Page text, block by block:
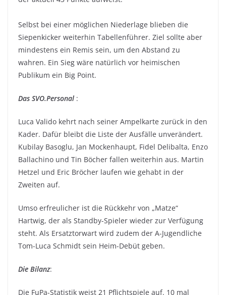
Selbst bei einer möglichen Niederlage blieben die
Siepenkicker weiterhin Tabellenführer. Ziel sollte aber
mindestens ein Remis sein, um den Abstand zu
wahren. Ein Sieg wäre natürlich vor heimischen
Publikum ein Big Point.
Das SVO.Personal :
Luca Valido kehrt nach seiner Ampelkarte zurück in den
Kader. Dafür bleibt die Liste der Ausfälle unverändert.
Kubilay Basoglu, Jan Mockenhaupt, Fidel Delibalta, Enzo
Ballachino und Tin Böcher fallen weiterhin aus. Martin
Hetzel und Eric Bröcher laufen wie gehabt in der
Zweiten auf.
Umso erfreulicher ist die Rückkehr von „Matze“
Hartwig, der als Standby-Spieler wieder zur Verfügung
steht. Als Ersatztorwart wird zudem der A-Jugendliche
Tom-Luca Schmidt sein Heim-Debüt geben.
Die Bilanz:
Die FuPa-Statistik weist 21 Pflichtspiele auf. 10 mal